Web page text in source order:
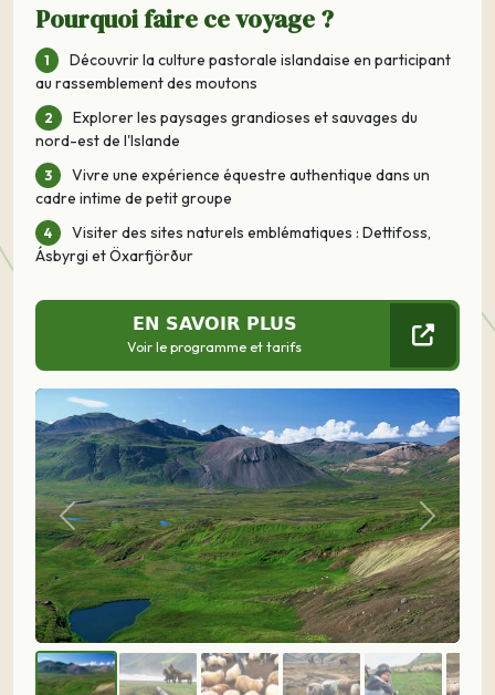
Pourquoi faire ce voyage ?
Découvrir la culture pastorale islandaise en participant
au rassemblement des moutons
Explorer les paysages grandioses et sauvages du
nord-est de l'Islande
Vivre une expérience équestre authentique dans un
cadre intime de petit groupe
Visiter des sites naturels emblématiques : Dettifoss,
Ásbyrgi et Öxarfjörður
EN SAVOIR PLUS
Voir le programme et tarifs
Précédent Suivant